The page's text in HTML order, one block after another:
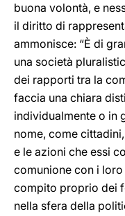
buona volontà, e
il diritto di
ammonisce: “È di
una società
dei rapporti tra la
faccia una chiara
individualmente o in
nome, come
e le azioni che essi
comunione con i loro
compito proprio dei
nella sfera della